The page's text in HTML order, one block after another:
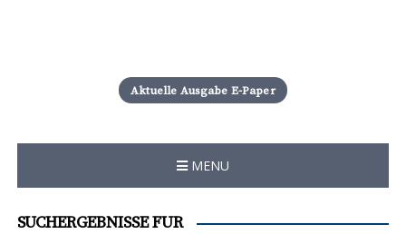
i
p
c
Aktuelle Ausgabe E-Paper
MENU
SUCHERGEBNISSE FÜR